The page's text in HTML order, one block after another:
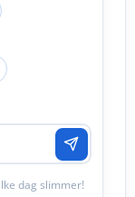
dag slimmer!